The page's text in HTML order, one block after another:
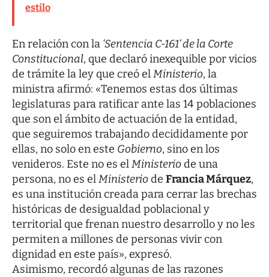
estilo
En relación con la ‘Sentencia C-161’ de la Corte
Constitucional, que declaró inexequible por vicios
de trámite la ley que creó elMinisterio, la
ministra afirmó: «Tenemos estas dos últimas
legislaturas para ratificar ante las 14 poblaciones
que son el ámbito de actuación de la entidad,
que seguiremos trabajando decididamente por
ellas, no solo en este Gobierno, sino en los
venideros. Este no es elMinisteriode una
persona, no es elMinisteriode Francia Márquez,
es una institución creada para cerrar las brechas
históricas de desigualdad poblacional y
territorial que frenan nuestro desarrollo y no les
permiten a millones de personas vivir con
dignidad en este país», expresó.
Asimismo, recordó algunas de las razones